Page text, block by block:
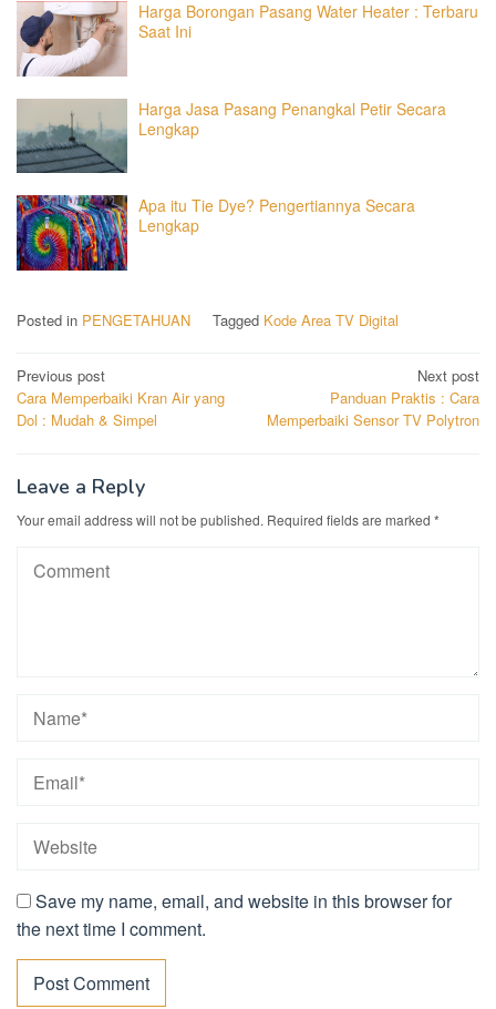
Harga Borongan Pasang Water Heater : Terbaru
Saat Ini
Harga Jasa Pasang Penangkal Petir Secara
Lengkap
Apa itu Tie Dye? Pengertiannya Secara
Lengkap
Posted in PENGETAHUAN Tagged Kode Area TV Digital
Post
navigation
Previous post
Cara Memperbaiki Kran Air yang
Dol : Mudah & Simpel
Next post
Panduan Praktis : Cara
Memperbaiki Sensor TV Polytron
Leave a Reply
Your email address will not be published. Required fields are marked *
Save my name, email, and website in this browser for
the next time I comment.